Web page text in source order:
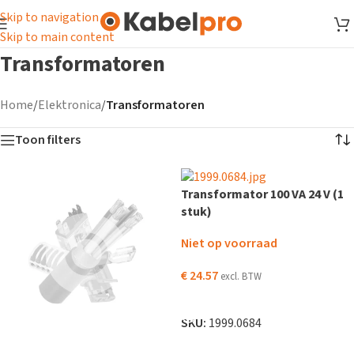
Skip to navigation
Skip to main content
Transformatoren
Home/Elektronica/Transformatoren
Toon filters
Transformator 100 VA 24 V (1
stuk)
Niet op voorraad
€24.57 excl. BTW
SKU: 1999.0684